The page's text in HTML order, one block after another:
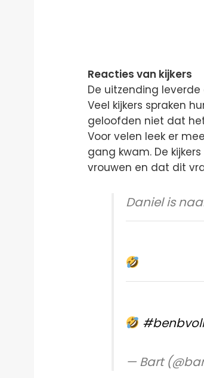
Reacties van kijkers
De uitzending
Veel kijkers spraken
geloofden niet dat
Voor velen leek er
gang kwam. De
vrouwen en dat dit
Daniel is
— Bart